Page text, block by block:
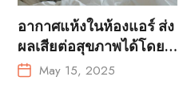
อากาศแห้งในห้องแอร์ ส่ง
ผลเสียต่อสุขภาพได้โดย
ไม่รู้ตัว!May 15, 2025